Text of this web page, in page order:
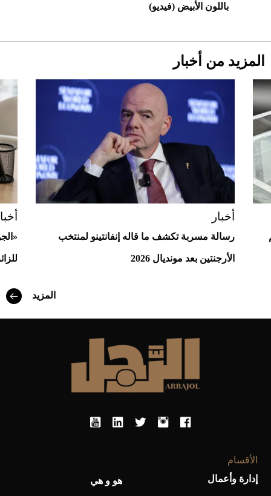
Aston Martin Valiant: على هوى الأبطال
باللون الأبيض (فيديو)
المزيد من أخبار
أخبار
رسالة مسربة تكشف ما قاله إنفانتينو لمنتخب
الأرجنتين بعد مونديال 2026
المزيد
الأقسام
إدارة وأعمال
هو و هي